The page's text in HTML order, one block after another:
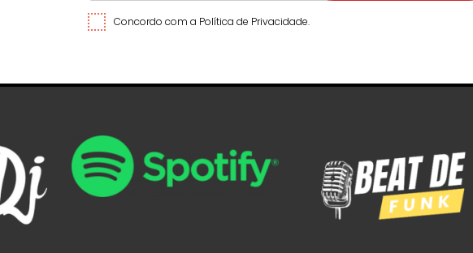
Concordo com a Política de Privacidade.